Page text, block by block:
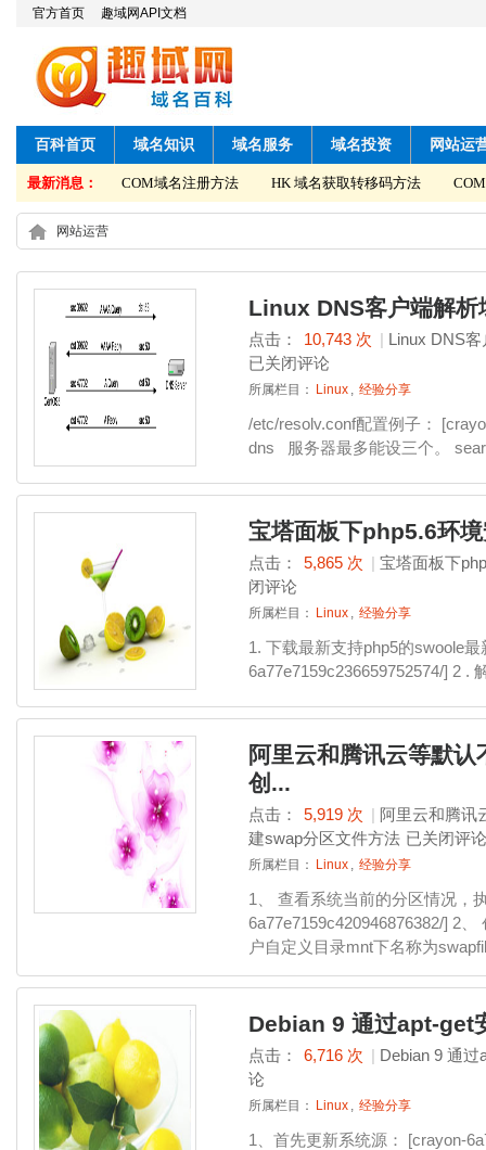
官方首页 趣域网API文档
百科首页 域名知识 域名服务 域名投资 网站运
最新消息：
移码方法 COM域名注册方法 HK 域名获取转移码方法 COM
网站运营
Linux DNS客户端解析
点击： 10,743 次 | Linux DNS
已关闭评论
所属栏目： Linux , 经验分享
/etc/resolv.conf配置例子：
dns 服务器最多能设三个。
宝塔面板下php5.6环
点击： 5,865 次 | 宝塔面板下
闭评论
所属栏目： Linux , 经验分享
1. 下载最新支持php5的swoole
6a77e7159c236659752574/] 2 .
阿里云和腾讯云等默
创...
点击： 5,919 次 | 阿里云和腾讯
建swap分区文件方法 已关闭评论
所属栏目： Linux , 经验分享
1、 查看系统当前的分区情况，
6a77e7159c420946876382/] 2
户自定义目录mnt下名称为
Debian 9 通过apt-get
点击： 6,716 次 | Debian 9 通过
论
所属栏目： Linux , 经验分享
1、首先更新系统源： [crayon-